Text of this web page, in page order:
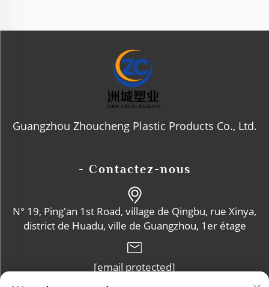
Guangzhou Zhoucheng Plastic Products Co., Ltd.
- Contactez-nous
N° 19, Ping'an 1st Road, village de Qingbu, rue Xinya,
district de Huadu, ville de Guangzhou, 1er étage
[email protected]